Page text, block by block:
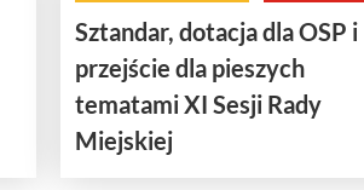
Sztandar, dotacja dla OSP i
przejście dla pieszych
tematami XI Sesji Rady
Miejskiej